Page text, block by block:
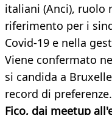
italiani (Anci), ruolo
riferimento per i
Covid-19 e nella
Viene confermato
si candida a
record di preferenze.
Fico, dai meetup